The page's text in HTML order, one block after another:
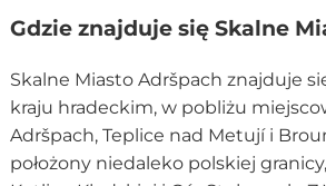
Gdzie znajduje się Skalne
Skalne Miasto Adršpach znajduje
kraju hradeckim, w pobliżu
Adršpach, Teplice nad Metují i
położony niedaleko polskiej